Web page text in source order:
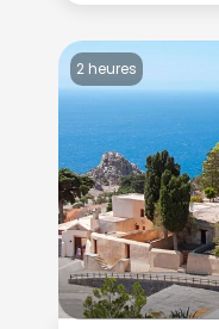
2 heures